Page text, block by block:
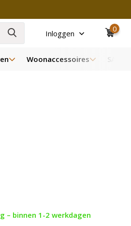
Inloggen 0
Woonaccessoires SALE
– binnen 1-2 werkdagen